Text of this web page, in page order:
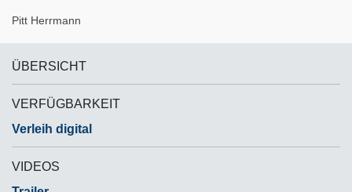
Pitt Herrmann
ÜBERSICHT
VERFÜGBARKEIT
Verleih digital
VIDEOS